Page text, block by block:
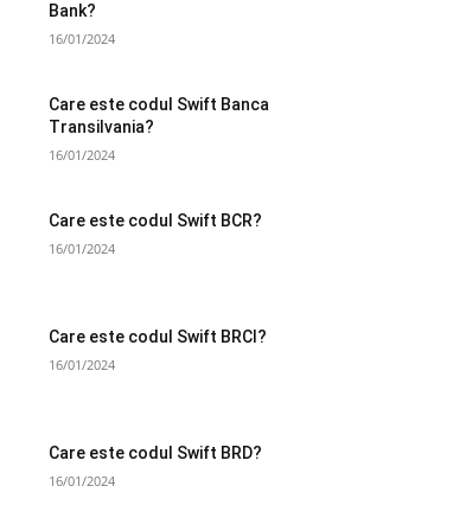
Bank?
16/01/2024
Care este codul Swift Banca
Transilvania?
16/01/2024
Care este codul Swift BCR?
16/01/2024
Care este codul Swift BRCI?
16/01/2024
Care este codul Swift BRD?
16/01/2024